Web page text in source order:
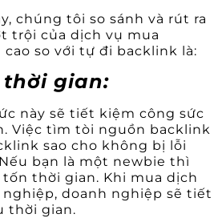
chúng tôi so sánh và rút ra
trội của dịch vụ mua
so với tự đi backlink là:
thời gian:
này sẽ tiết kiệm công sức
Việc tìm tòi nguồn backlink
sao cho không bị lỗi
bạn là một newbie thì
thời gian. Khi mua dịch
doanh nghiệp sẽ tiết
thời gian.